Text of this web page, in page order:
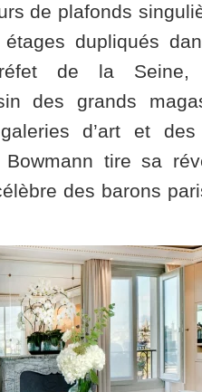
de plafonds
dupliqués
de la Seine,
des grands
d’art et
Bowmann tire sa
des barons